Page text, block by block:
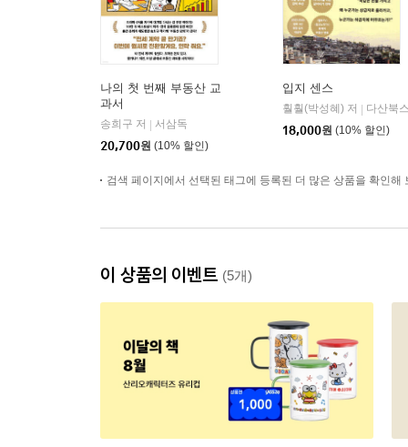
나의 첫 번째 부동산 교
과서
송희구 저
서삼독
20,700원 (10% 할인)
입지 센스
훨훨(박성혜) 저
다산북
18,000원 (10% 할인)
검색 페이지에서 선택된 태그에 등록된 더 많은 상품을 확인해
이 상품의 이벤트 (5개)